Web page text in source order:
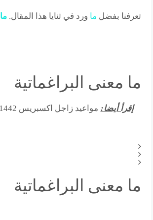
تعرفنا بفضل ما ورد في ثنايا هذا المقال.ما
ما معنى البراغماتية
إقرأ أيضا: مواعيد زاجل اكسبريس 1442 وكيفية التواصل والأسعار
ما معنى البراغماتية